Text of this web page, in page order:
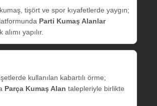
tişört ve spor kıyafetlerde yaygın;
Parti Kumaş Alanlar
yapılır.
kullanılan kabartılı örme;
Parça Kumaş Alan talepleriyle birlikte